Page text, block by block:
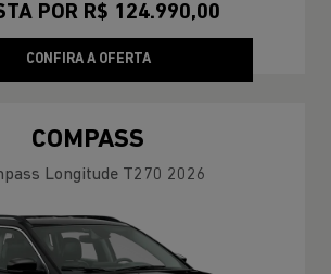
POR R$ 124.990,00
CONFIRA A OFERTA
COMPASS
Longitude T270 2026